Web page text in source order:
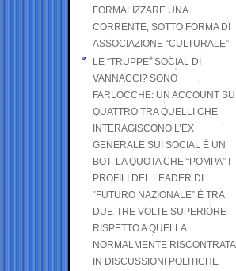
FORMALIZZARE UNA
CORRENTE, SOTTO FORMA DI
ASSOCIAZIONE “CULTURALE”
LE “TRUPPE” SOCIAL DI
VANNACCI? SONO
FARLOCCHE: UN ACCOUNT SU
QUATTRO TRA QUELLI CHE
INTERAGISCONO L’EX
GENERALE SUI SOCIAL È UN
BOT. LA QUOTA CHE “POMPA” I
PROFILI DEL LEADER DI
“FUTURO NAZIONALE” È TRA
DUE-TRE VOLTE SUPERIORE
RISPETTO A QUELLA
NORMALMENTE RISCONTRATA
IN DISCUSSIONI POLITICHE